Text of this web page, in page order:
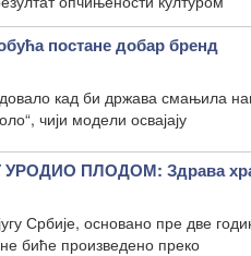
постане добар бренд
кад би држава смањила
чији модели освајају
ПЛОДОМ: Здрава
Србије, основано пре две
биће произведено преко